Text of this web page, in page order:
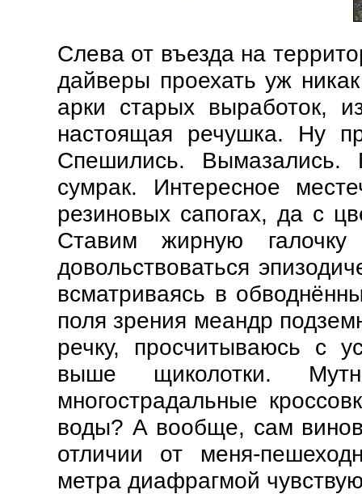
Слева от въезда на
дайверы проехать уж
арки старых выработок,
настоящая речушка. Ну
Спешились. Вымазались.
сумрак. Интересное
резиновых сапогах, да с
Ставим жирную
довольствоваться
всматриваясь в
поля зрения меандр
речку, просчитываюсь с
выше щиколотки.
многострадальные
воды? А вообще, сам
отличии от меня-
метра диафрагмой